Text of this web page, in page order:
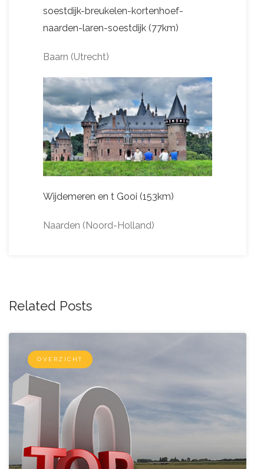
soestdijk-breukelen-kortenhoef-
naarden-laren-soestdijk (77km)
Baarn (Utrecht)
Wijdemeren en t Gooi (153km)
Naarden (Noord-Holland)
Related Posts
OVERZICHT